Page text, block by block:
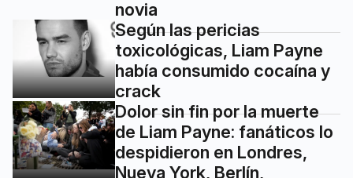
novia
Según las pericias
toxicológicas, Liam Payne
había consumido cocaína y
crack
Dolor sin fin por la muerte
de Liam Payne: fanáticos lo
despidieron en Londres,
Nueva York, Berlín,